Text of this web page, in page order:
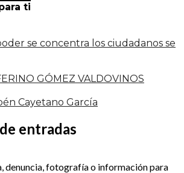
ti
se concentra los ciudadanos se
GÓMEZ VALDOVINOS
Cayetano García
entradas
denuncia, fotografía o información para